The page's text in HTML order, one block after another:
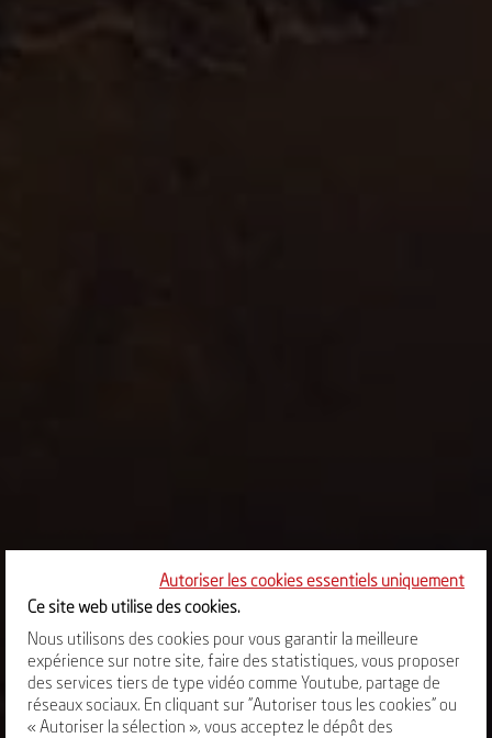
Autoriser les cookies essentiels uniquement
Ce site web utilise des cookies.
Nous utilisons des cookies pour vous garantir la meilleure
expérience sur notre site, faire des statistiques, vous proposer
des services tiers de type vidéo comme Youtube, partage de
réseaux sociaux. En cliquant sur "Autoriser tous les cookies" ou
« Autoriser la sélection », vous acceptez le dépôt des